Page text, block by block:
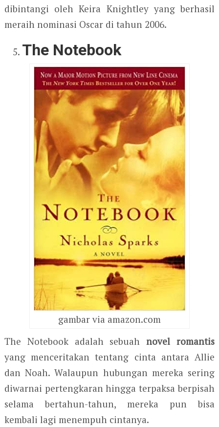
dibintangi oleh Keira Knightley yang berhasil
meraih nominasi Oscar di tahun 2006.
The Notebook
gambar via amazon.com
The Notebook adalah sebuahnovel romantis
yang menceritakan tentang cinta antara Allie
dan Noah. Walaupun hubungan mereka sering
diwarnai pertengkaran hingga terpaksa berpisah
selama bertahun-tahun, mereka pun bisa
kembali lagi menempuh cintanya.